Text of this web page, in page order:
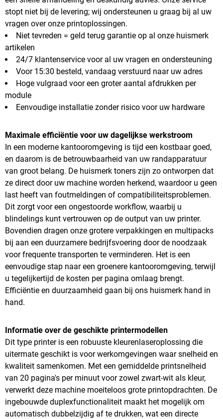
stopt niet bij de levering; wij ondersteunen u graag bij al uw
vragen over onze printoplossingen.
Niet tevreden = geld terug garantie op al onze huismerk
artikelen
24/7 klantenservice voor al uw vragen en ondersteuning
Voor 15:30 besteld, vandaag verstuurd naar uw adres
Hoge vulgraad voor een groter aantal afdrukken per
module
Eenvoudige installatie zonder risico voor uw hardware
Maximale efficiëntie voor uw dagelijkse werkstroom
In een moderne kantooromgeving is tijd een kostbaar goed,
en daarom is de betrouwbaarheid van uw randapparatuur
van groot belang. De huismerk toners zijn zo ontworpen dat
ze direct door uw machine worden herkend, waardoor u geen
last heeft van foutmeldingen of compatibiliteitsproblemen.
Dit zorgt voor een ongestoorde workflow, waarbij u
blindelings kunt vertrouwen op de output van uw printer.
Bovendien dragen onze grotere verpakkingen en multipacks
bij aan een duurzamere bedrijfsvoering door de noodzaak
voor frequente transporten te verminderen. Het is een
eenvoudige stap naar een groenere kantooromgeving, terwijl
u tegelijkertijd de kosten per pagina omlaag brengt.
Efficiëntie en duurzaamheid gaan bij ons huismerk hand in
hand.
Informatie over de geschikte printermodellen
Dit type printer is een robuuste kleurenlaseroplossing die
uitermate geschikt is voor werkomgevingen waar snelheid en
kwaliteit samenkomen. Met een gemiddelde printsnelheid
van 20 pagina's per minuut voor zowel zwart-wit als kleur,
verwerkt deze machine moeiteloos grote printopdrachten. De
ingebouwde duplexfunctionaliteit maakt het mogelijk om
automatisch dubbelzijdig af te drukken, wat een directe